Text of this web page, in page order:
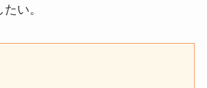
い。